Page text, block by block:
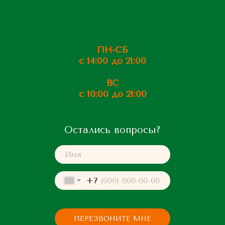
Остались вопросы?
+7
ПЕРЕЗВОНИТЕ МНЕ
ПН-СБ
с 14:00 до 21:00
ВС
с 10:00 до 21:00